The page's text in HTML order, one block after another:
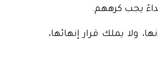
يجب كرههم.
ولا يملك قرار إنهائها،